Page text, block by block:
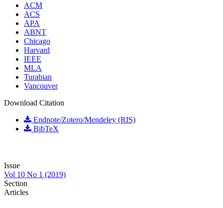
ACM
ACS
APA
ABNT
Chicago
Harvard
IEEE
MLA
Turabian
Vancouver
Download Citation
Endnote/Zotero/Mendeley (RIS)
BibTeX
Issue
Vol 10 No 1 (2019)
Section
Articles